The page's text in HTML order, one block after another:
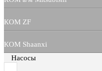
КОМ ZF
КОМ Shaanxi
Насосы